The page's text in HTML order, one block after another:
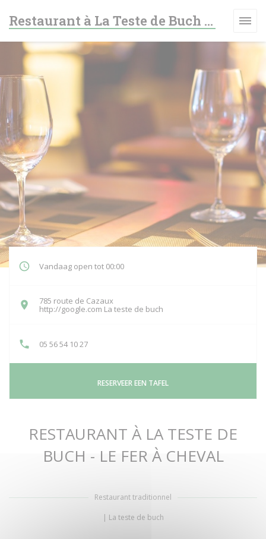
Restaurant à La Teste de Buch - Le fer à cheval
VENSTER))
Vandaag open tot 00:00
785 route de Cazaux
http://google.com La teste de buch
05 56 54 10 27
RESERVEER EEN TAFEL
RESTAURANT À LA TESTE DE
BUCH - LE FER À CHEVAL
Restaurant traditionnel
| La teste de buch